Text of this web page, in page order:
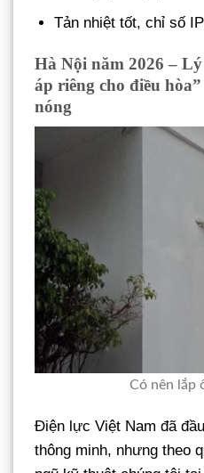
Tản nhiệt tốt, chỉ số
Hà Nội năm 2026 –
áp riêng cho điều
nóng
Có nên lắp
Điện lực Việt Nam đã
thông minh, nhưng theo